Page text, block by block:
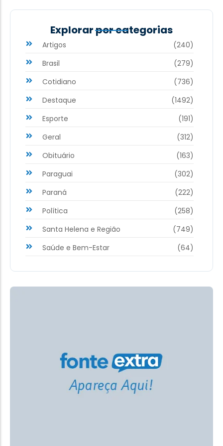
Explorar por categorias
Artigos
(240)
Brasil
(279)
Cotidiano
(736)
Destaque
(1492)
Esporte
(191)
Geral
(312)
Obituário
(163)
Paraguai
(302)
Paraná
(222)
Política
(258)
Santa Helena e Região
(749)
Saúde e Bem-Estar
(64)